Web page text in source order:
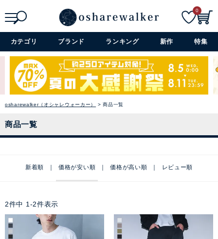
詳細検索+
0
カテゴリ ブランド ランキング 新作 特集
osharewalker（オシャレウォーカー） 商品一覧
商品一覧
新着順 価格が安い順 価格が高い順 レビュー順
2件中 1 -2件表示